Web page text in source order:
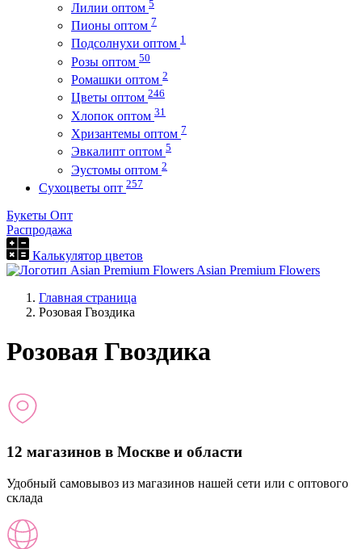
Лилии оптом 5
Пионы оптом 7
Подсолнухи оптом 1
Розы оптом 50
Ромашки оптом 2
Цветы оптом 246
Хлопок оптом 31
Хризантемы оптом 7
Эвкалипт оптом 5
Эустомы оптом 2
Сухоцветы опт 257
Букеты Опт
Распродажа
Калькулятор цветов
Asian Premium Flowers
Главная страница
Розовая Гвоздика
Розовая Гвоздика
12 магазинов в Москве и области
Удобный самовывоз из магазинов нашей сети или с оптового
склада